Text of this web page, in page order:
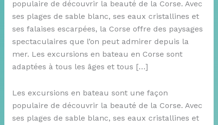
populaire de découvrir la beauté de la Corse. Avec
ses plages de sable blanc, ses eaux cristallines et
ses falaises escarpées, la Corse offre des paysages
spectaculaires que l’on peut admirer depuis la
mer. Les excursions en bateau en Corse sont
adaptées à tous les âges et tous […]
Les excursions en bateau sont une façon
populaire de découvrir la beauté de la Corse. Avec
ses plages de sable blanc, ses eaux cristallines et